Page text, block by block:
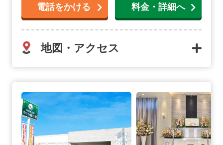
電話をかける 料金・詳細へ
地図・アクセス